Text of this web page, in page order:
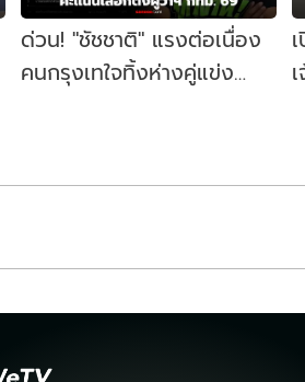
ด่วน! "ชัชชาติ" แรงต่อเนื่อง
คนกรุงเทใจทิ้งห่างคู่แข่ง